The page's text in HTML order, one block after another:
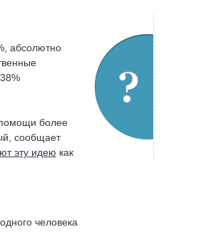
абсолютно
более
сообщает
эту идею как
человека